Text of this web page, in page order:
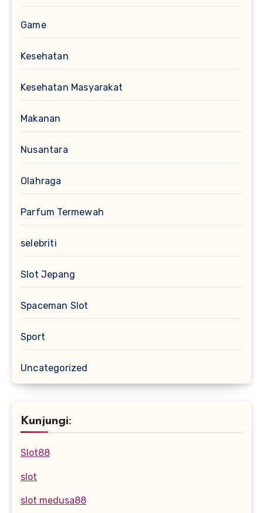
Game
Kesehatan
Kesehatan Masyarakat
Makanan
Nusantara
Olahraga
Parfum Termewah
selebriti
Slot Jepang
Spaceman Slot
Sport
Uncategorized
Kunjungi:
Slot88
slot
slot medusa88